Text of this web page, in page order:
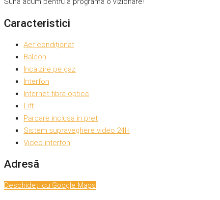
Caracteristici
Aer condiționat
Balcon
Incalzire pe gaz
Interfon
Internet fibra optica
Lift
Parcare inclusa in pret
Sistem supraveghere video 24H
Video interfon
Adresă
Deschideți cu Google Maps